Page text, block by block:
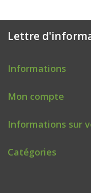
Lettre
Informations
Mon compte
Informations sur
Catégories